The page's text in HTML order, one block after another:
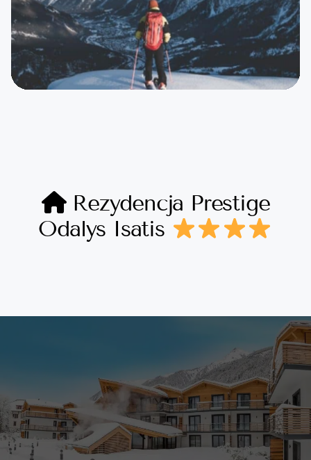
Rezydencja Prestige
Odalys Isatis